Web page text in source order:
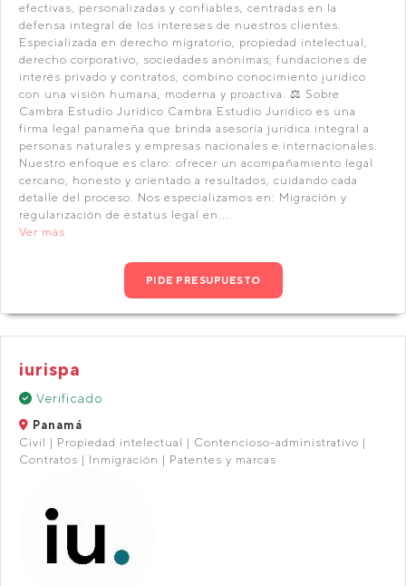
efectivas, personalizadas y confiables, centradas en la
defensa integral de los intereses de nuestros clientes.
Especializada en derecho migratorio, propiedad intelectual,
derecho corporativo, sociedades anónimas, fundaciones de
interés privado y contratos, combino conocimiento jurídico
con una visión humana, moderna y proactiva. ⚖️ Sobre
Cambra Estudio Jurídico Cambra Estudio Jurídico es una
firma legal panameña que brinda asesoría jurídica integral a
personas naturales y empresas nacionales e internacionales.
Nuestro enfoque es claro: ofrecer un acompañamiento legal
cercano, honesto y orientado a resultados, cuidando cada
detalle del proceso. Nos especializamos en: Migración y
regularización de estatus legal en...
Ver más
PIDE PRESUPUESTO
iurispa
Verificado
Panamá
Civil | Propiedad intelectual | Contencioso-administrativo |
Contratos | Inmigración | Patentes y marcas